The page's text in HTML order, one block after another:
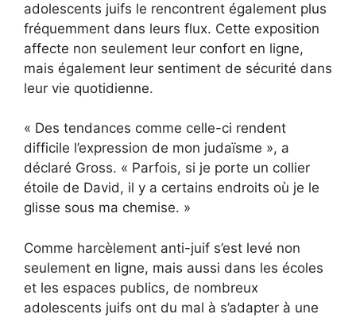
adolescents juifs le rencontrent également plus
fréquemment dans leurs flux. Cette exposition
affecte non seulement leur confort en ligne,
mais également leur sentiment de sécurité dans
leur vie quotidienne.
« Des tendances comme celle-ci rendent
difficile l’expression de mon judaïsme », a
déclaré Gross. « Parfois, si je porte un collier
étoile de David, il y a certains endroits où je le
glisse sous ma chemise. »
Comme harcèlement anti-juif s’est levé non
seulement en ligne, mais aussi dans les écoles
et les espaces publics, de nombreux
adolescents juifs ont du mal à s’adapter à une